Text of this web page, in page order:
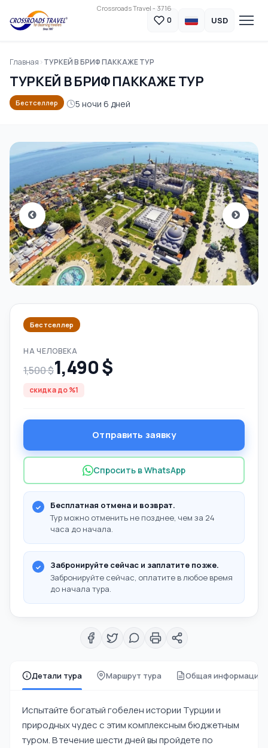
Crossroads Travel - 3716
0 USD
Главная ТУРКЕЙ В БРИФ ПАККАЖЕ ТУР
ТУРКЕЙ В БРИФ ПАККАЖЕ ТУР
Бестселлер 5 ночи 6 дней
Детали тура Маршрут тура Общая информация
Испытайте богатый гобелен истории Турции и
природных чудес с этим комплексным бюджетным
туром. В течение шести дней вы пройдете по
Бестселлер
НА ЧЕЛОВЕКА
1,500 $1,490 $
скидка до %1
Отправить заявку
Спросить в WhatsApp
Бесплатная отмена и возврат.
Тур можно отменить не позднее, чем за 24
часа до начала.
Забронируйте сейчас и заплатите позже.
Забронируйте сейчас, оплатите в любое время
до начала тура.